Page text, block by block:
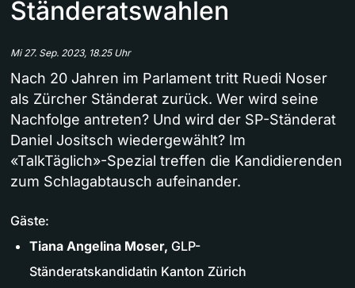
Ständeratswahlen
Mi 27. Sep. 2023, 18.25 Uhr
Nach 20 Jahren im Parlament tritt Ruedi Noser
als Zürcher Ständerat zurück. Wer wird seine
Nachfolge antreten? Und wird der SP-Ständerat
Daniel Jositsch wiedergewählt? Im
«TalkTäglich»-Spezial treffen die Kandidierenden
zum Schlagabtausch aufeinander.
Gäste:
Tiana Angelina Moser, GLP-
Ständeratskandidatin Kanton Zürich